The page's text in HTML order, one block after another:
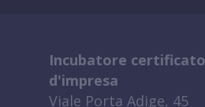
Incubatore certificato
d'impresa
Viale Porta Adige, 45